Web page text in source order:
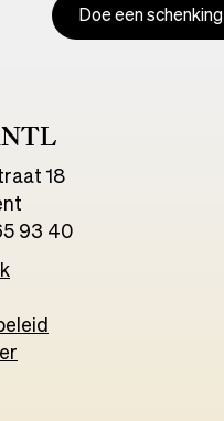
Doe een schenking
18
93 40
a
new
in
a